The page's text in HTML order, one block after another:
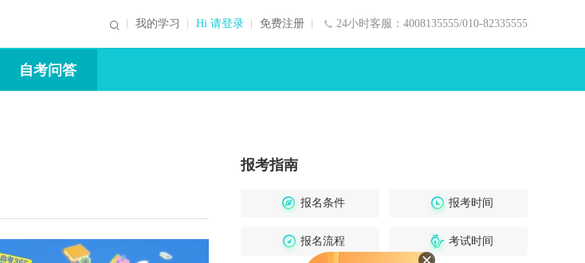
24小时客服：4008135555/010-82335555
我的学习 Hi 请登录 免费注册
自考问答
报考指南
报名条件 报考时间
报名流程 考试时间